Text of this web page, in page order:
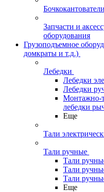
Бочкокантователи
Запчасти и
оборудования
Грузоподъемное
домкраты и т.д.)
Лебедки
Лебедки
Лебедки
Монтажно-
лебедки
Еще
Тали
Тали ручные
Тали
Тали
Тали
Еще